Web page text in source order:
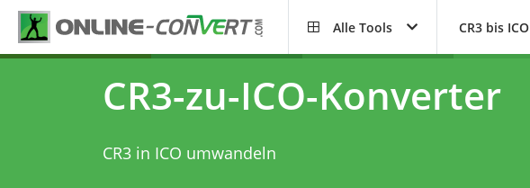
Alle Tools CR3 bis ICO
CR3-zu-ICO-Konverter
CR3 in ICO umwandeln